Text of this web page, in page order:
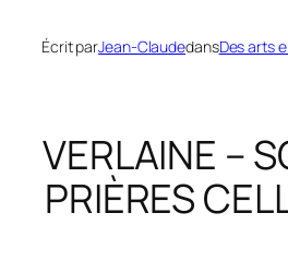
Écrit parJean-ClaudedansDes arts
VERLAINE –
PRIÈRES